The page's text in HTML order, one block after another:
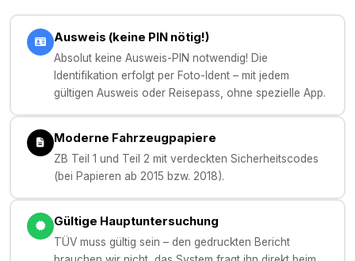
Ausweis (keine PIN nötig!)
Absolut keine Ausweis-PIN notwendig! Die
Identifikation erfolgt per Foto-Ident – mit jedem
gültigen Ausweis oder Reisepass, ohne spezielle App.
Moderne Fahrzeugpapiere
ZB Teil 1 und Teil 2 mit verdeckten Sicherheitscodes
(bei Papieren ab 2015 bzw. 2018).
Gültige Hauptuntersuchung
TÜV muss gültig sein – den gedruckten Bericht